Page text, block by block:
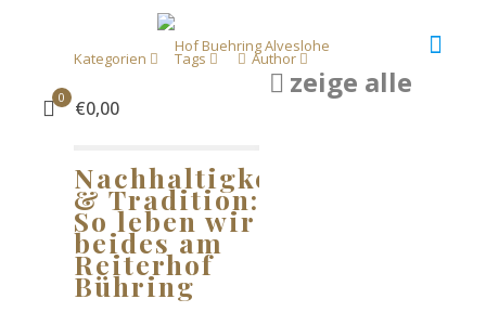
0 €0,00
Kategorien Tags Author
zeige alle
Nachhaltigkeit
& Tradition:
So leben wir
beides am
Reiterhof
Bühring